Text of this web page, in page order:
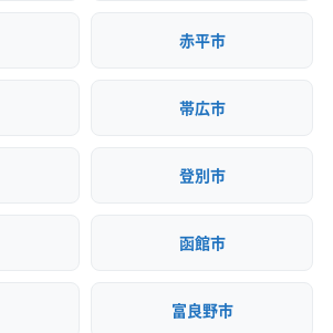
赤平市
帯広市
登別市
函館市
富良野市